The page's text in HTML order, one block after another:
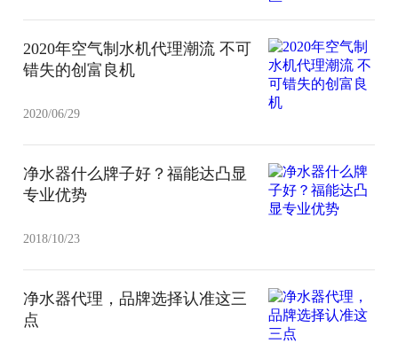
2020年空气制水机代理潮流 不可
错失的创富良机
2020/06/29
净水器什么牌子好？福能达凸显
专业优势
2018/10/23
净水器代理，品牌选择认准这三
点